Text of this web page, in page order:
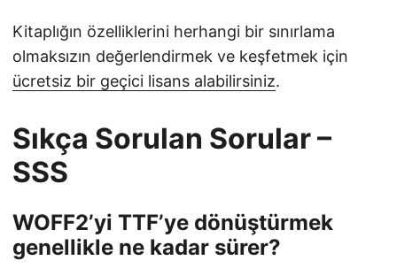
Kitaplığın özelliklerini herhangi bir sınırlama
olmaksızın değerlendirmek ve keşfetmek için
ücretsiz bir geçici lisans alabilirsiniz.
Sıkça Sorulan Sorular –
SSS
WOFF2’yi TTF’ye dönüştürmek
genellikle ne kadar sürer?